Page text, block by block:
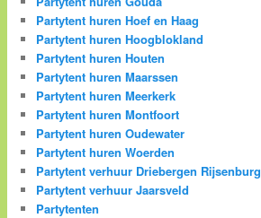
Partytent huren Hoef en Haag
Partytent huren Hoogblokland
Partytent huren Houten
Partytent huren Maarssen
Partytent huren Meerkerk
Partytent huren Montfoort
Partytent huren Oudewater
Partytent huren Woerden
Partytent verhuur Driebergen Rijsenburg
Partytent verhuur Jaarsveld
Partytenten